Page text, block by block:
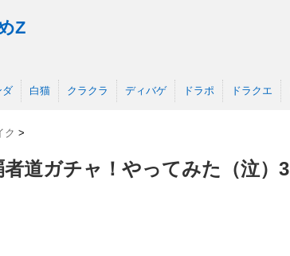
Z
ダ 白猫 クラクラ ディバゲ ドラポ ドラクエ
ク >
者道ガチャ！やってみた（泣）3